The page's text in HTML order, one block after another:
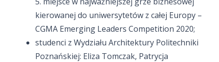
kierowanej do uniwersytetów z całej Europy –
CGMA Emerging Leaders Competition 2020;
studenci z Wydziału Architektury Politechniki
Poznańskiej: Eliza Tomczak, Patrycja